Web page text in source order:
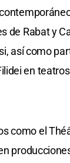
de Rabat y
así como
en
como el